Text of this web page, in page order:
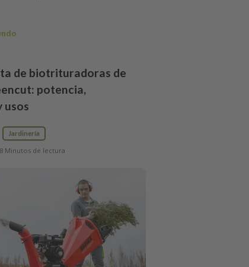
de biotrituradoras de
potencia,
usos
Jardinería
8 Minutos de lectura